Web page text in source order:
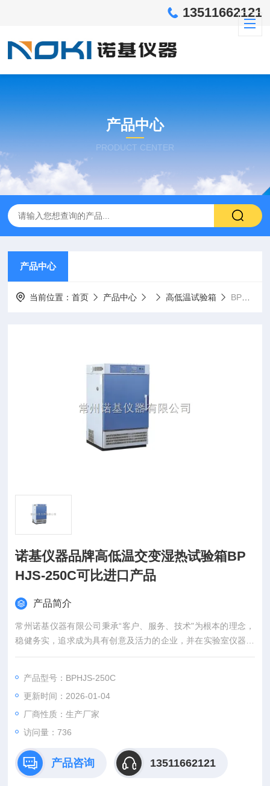
13511662121
产品中心
PRODUCT CENTER
产品中心
当前位置：首页 产品中心 高低温试验箱 BPHJS-250C诺基仪器品牌高低温交变湿热试验箱BPHJS-250C可比进口产品
诺基仪器品牌高低温交变湿热试验箱BP
HJS-250C可比进口产品
产品简介
常州诺基仪器有限公司秉承“客户、服务、技术"为根本的理念，
稳健务实，追求成为具有创意及活力的企业，并在实验室仪器领
域倍受推崇。作为的实验室仪器制造商，集成商，为尊敬的客户
恒温振荡器、摇床全系列、气浴恒温振荡器、水浴恒温振荡器、
全温振荡培养箱、低温冷却循环泵， 恒温摇床， 全温摇床， 低
温摇床等实验室产品
产品型号：BPHJS-250C
更新时间：2026-01-04
厂商性质：生产厂家
访问量：736
产品咨询 13511662121